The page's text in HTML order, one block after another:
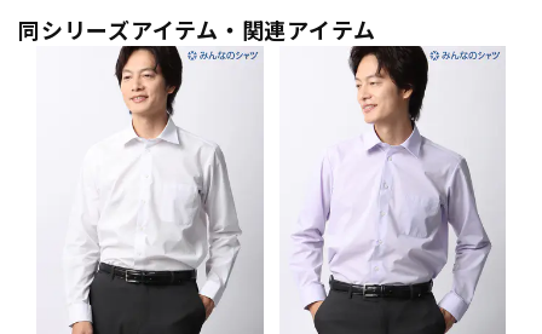
同シリーズアイテム・関連アイテム